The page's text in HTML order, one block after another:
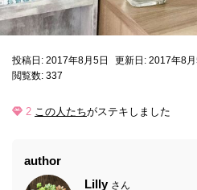
投稿日: 2017年8月5日
更新日: 2017年8月
閲覧数: 337
2 この人たちがステキしました
author
Lilly さん